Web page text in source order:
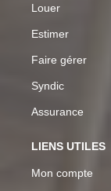
Louer
Estimer
Faire gérer
Syndic
Assurance
LIENS UTILES
Mon compte